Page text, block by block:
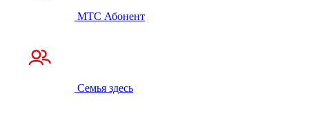
МТС Абонент
Семья здесь